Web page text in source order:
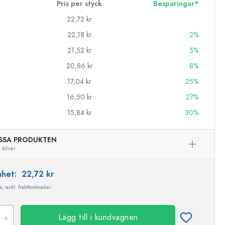
Pris per styck
Besparingar*
22,72 kr
22,18 kr
2%
21,52 kr
5%
20,86 kr
8%
17,04 kr
25%
16,50 kr
27%
15,84 kr 30%
PRODUKTEN
Silver
22,72 kr
exkl. fraktkostnader
Lägg till i kundvagnen